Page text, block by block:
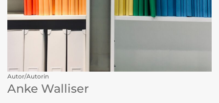
Autor/Autorin
Anke Walliser